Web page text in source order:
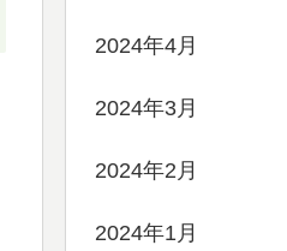
2024年4月
2024年3月
2024年2月
2024年1月